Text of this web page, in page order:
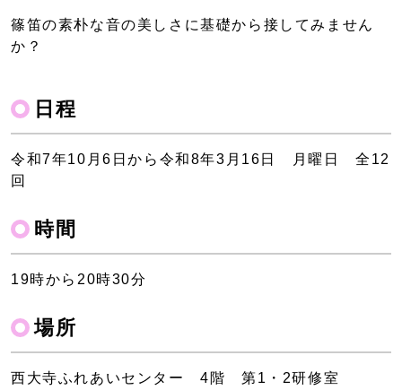
篠笛の素朴な音の美しさに基礎から接してみません
か？
日程
令和7年10月6日から令和8年3月16日 月曜日 全12
回
時間
19時から20時30分
場所
西大寺ふれあいセンター 4階 第1・2研修室